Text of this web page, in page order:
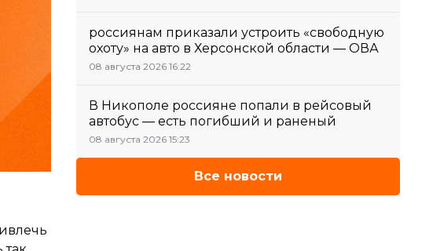
россиянам приказали устроить «свободную
охоту» на авто в Херсонской области — ОВА
08 августа 2026 16:22
В Никополе россияне попали в рейсовый
автобус — есть погибший и раненый
08 августа 2026 15:23
Все новости